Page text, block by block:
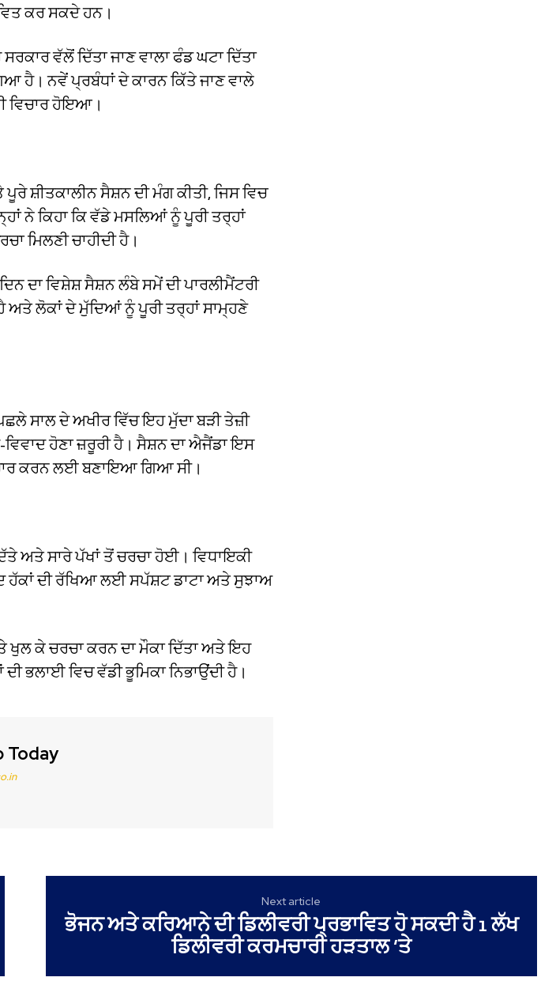
ਕਰ ਸਕਦੇ ਹਨ।
ਵੱਲੋਂ ਦਿੱਤਾ ਜਾਣ ਵਾਲਾ ਫੰਡ ਘਟਾ ਦਿੱਤਾ
ਹੈ। ਨਵੇਂ ਪ੍ਰਬੰਧਾਂ ਦੇ ਕਾਰਨ ਕਿੱਤੇ ਜਾਣ ਵਾਲੇ
ਵਿਚਾਰ ਹੋਇਆ।
ਸ਼ੀਤਕਾਲੀਨ ਸੈਸ਼ਨ ਦੀ ਮੰਗ ਕੀਤੀ, ਜਿਸ ਵਿਚ
ਨੇ ਕਿਹਾ ਕਿ ਵੱਡੇ ਮਸਲਿਆਂ ਨੂੰ ਪੂਰੀ ਤਰ੍ਹਾਂ
ਮਿਲਣੀ ਚਾਹੀਦੀ ਹੈ।
ਦਾ ਵਿਸ਼ੇਸ਼ ਸੈਸ਼ਨ ਲੰਬੇ ਸਮੇਂ ਦੀ ਪਾਰਲੀਮੈਂਟਰੀ
ਅਤੇ ਲੋਕਾਂ ਦੇ ਮੁੱਦਿਆਂ ਨੂੰ ਪੂਰੀ ਤਰ੍ਹਾਂ ਸਾਮ੍ਹਣੇ
ਸਾਲ ਦੇ ਅਖੀਰ ਵਿੱਚ ਇਹ ਮੁੱਦਾ ਬੜੀ ਤੇਜ਼ੀ
ਹੋਣਾ ਜ਼ਰੂਰੀ ਹੈ। ਸੈਸ਼ਨ ਦਾ ਐਜੈਂਡਾ ਇਸ
ਕਰਨ ਲਈ ਬਣਾਇਆ ਗਿਆ ਸੀ।
ਅਤੇ ਸਾਰੇ ਪੱਖਾਂ ਤੋਂ ਚਰਚਾ ਹੋਈ। ਵਿਧਾਇਕੀ
ਦੀ ਰੱਖਿਆ ਲਈ ਸਪੱਸ਼ਟ ਡਾਟਾ ਅਤੇ ਸੁਝਾਅ
ਕੇ ਚਰਚਾ ਕਰਨ ਦਾ ਮੌਕਾ ਦਿੱਤਾ ਅਤੇ ਇਹ
ਭਲਾਈ ਵਿਚ ਵੱਡੀ ਭੂਮਿਕਾ ਨਿਭਾਉਂਦੀ ਹੈ।
Today
Next article
ਭੋਜਨ ਅਤੇ ਕਰਿਆਨੇ ਦੀ ਡਿਲੀਵਰੀ ਪ੍ਰਭਾਵਿਤ ਹੋ ਸਕਦੀ ਹੈ 1 ਲੱਖ
ਡਿਲੀਵਰੀ ਕਰਮਚਾਰੀ ਹੜਤਾਲ ‘ਤੇ